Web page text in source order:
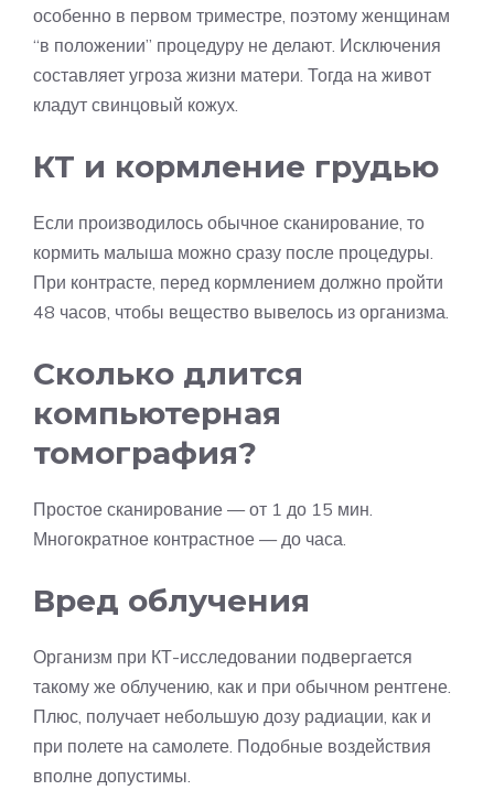
особенно в первом триместре, поэтому женщинам
“в положении” процедуру не делают. Исключения
составляет угроза жизни матери. Тогда на живот
кладут свинцовый кожух.
КТ и кормление грудью
Если производилось обычное сканирование, то
кормить малыша можно сразу после процедуры.
При контрасте, перед кормлением должно пройти
48 часов, чтобы вещество вывелось из организма.
Сколько длится
компьютерная
томография?
Простое сканирование — от 1 до 15 мин.
Многократное контрастное — до часа.
Вред облучения
Организм при КТ-исследовании подвергается
такому же облучению, как и при обычном рентгене.
Плюс, получает небольшую дозу радиации, как и
при полете на самолете. Подобные воздействия
вполне допустимы.